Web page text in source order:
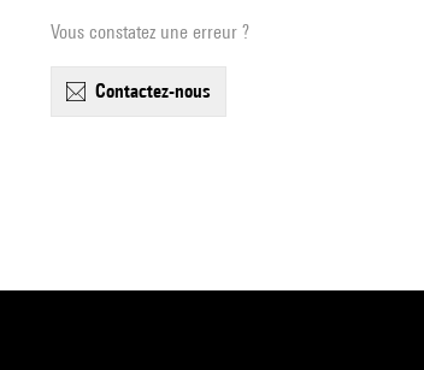
Vous constatez une erreur ?
contactez-nous